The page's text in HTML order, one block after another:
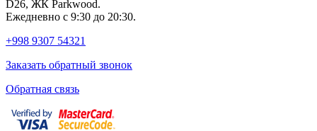
D26, ЖК Раrkwood.
Ежедневно с 9:30 до 20:30.
+998 9307 54321
Заказать обратный звонок
Обратная связь